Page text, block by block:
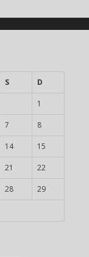
S D
1
7 8
14 15
21 22
28 29